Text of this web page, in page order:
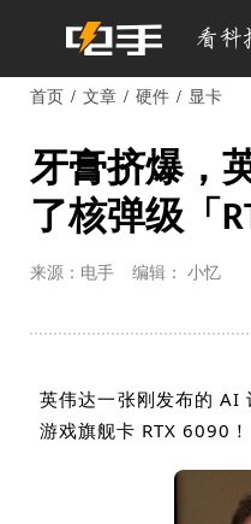
首页 文章 硬件 显卡
牙膏挤爆，
了核弹级「
来源：电手 编辑： 小忆
英伟达一张刚发布的AI
游戏旗舰卡 RTX 6090 ！